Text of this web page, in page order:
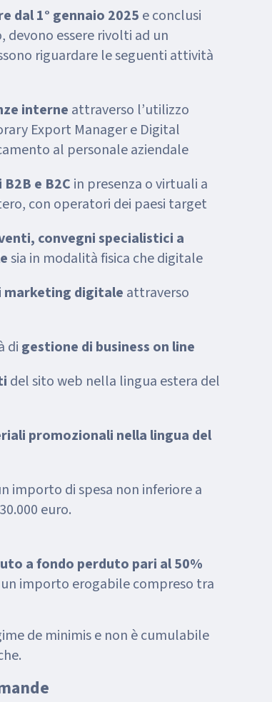
dal 1° gennaio 2025 e conclusi
devono essere rivolti ad un
riguardare le seguenti attività
interne attraverso l’utilizzo
Export Manager e Digital
al personale aziendale
e B2C in presenza o virtuali a
con operatori dei paesi target
convegni specialistici a
sia in modalità fisica che digitale
marketing digitale attraverso
di gestione di business on line
del sito web nella lingua estera del
promozionali nella lingua del
importo di spesa non inferiore a
euro.
a fondo perduto pari al 50%
importo erogabile compreso tra
de minimis e non è cumulabile